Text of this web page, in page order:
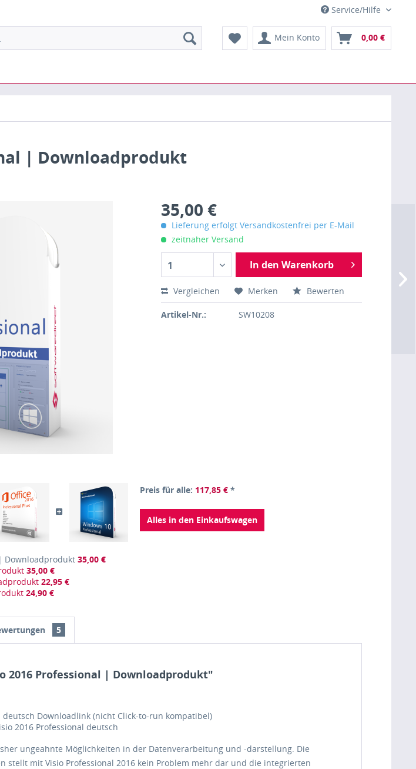
Service/Hilfe
Mein Konto 0,00 €
| Downloadprodukt
35,00 €
Lieferung erfolgt Versandkostenfrei per E-Mail
zeitnaher Versand
1 In den Warenkorb
Vergleichen Merken Bewerten
Artikel-Nr.: SW10208
Preis für alle: 117,85 € *
Alles in den Einkaufswagen
Downloadprodukt 35,00 €
35,00 €
22,95 €
24,90 €
5
Professional | Downloadprodukt"
Downloadlink (nicht Click-to-run kompatibel)
2016 Professional deutsch
ungeahnte Möglichkeiten in der Datenverarbeitung und -darstellung. Die
stellt mit Visio Professional 2016 kein Problem mehr dar und die integrierten